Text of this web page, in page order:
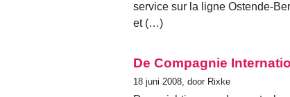
service sur la ligne Ostende-
et (…)
De Compagnie
18 juni 2008, door Rixke